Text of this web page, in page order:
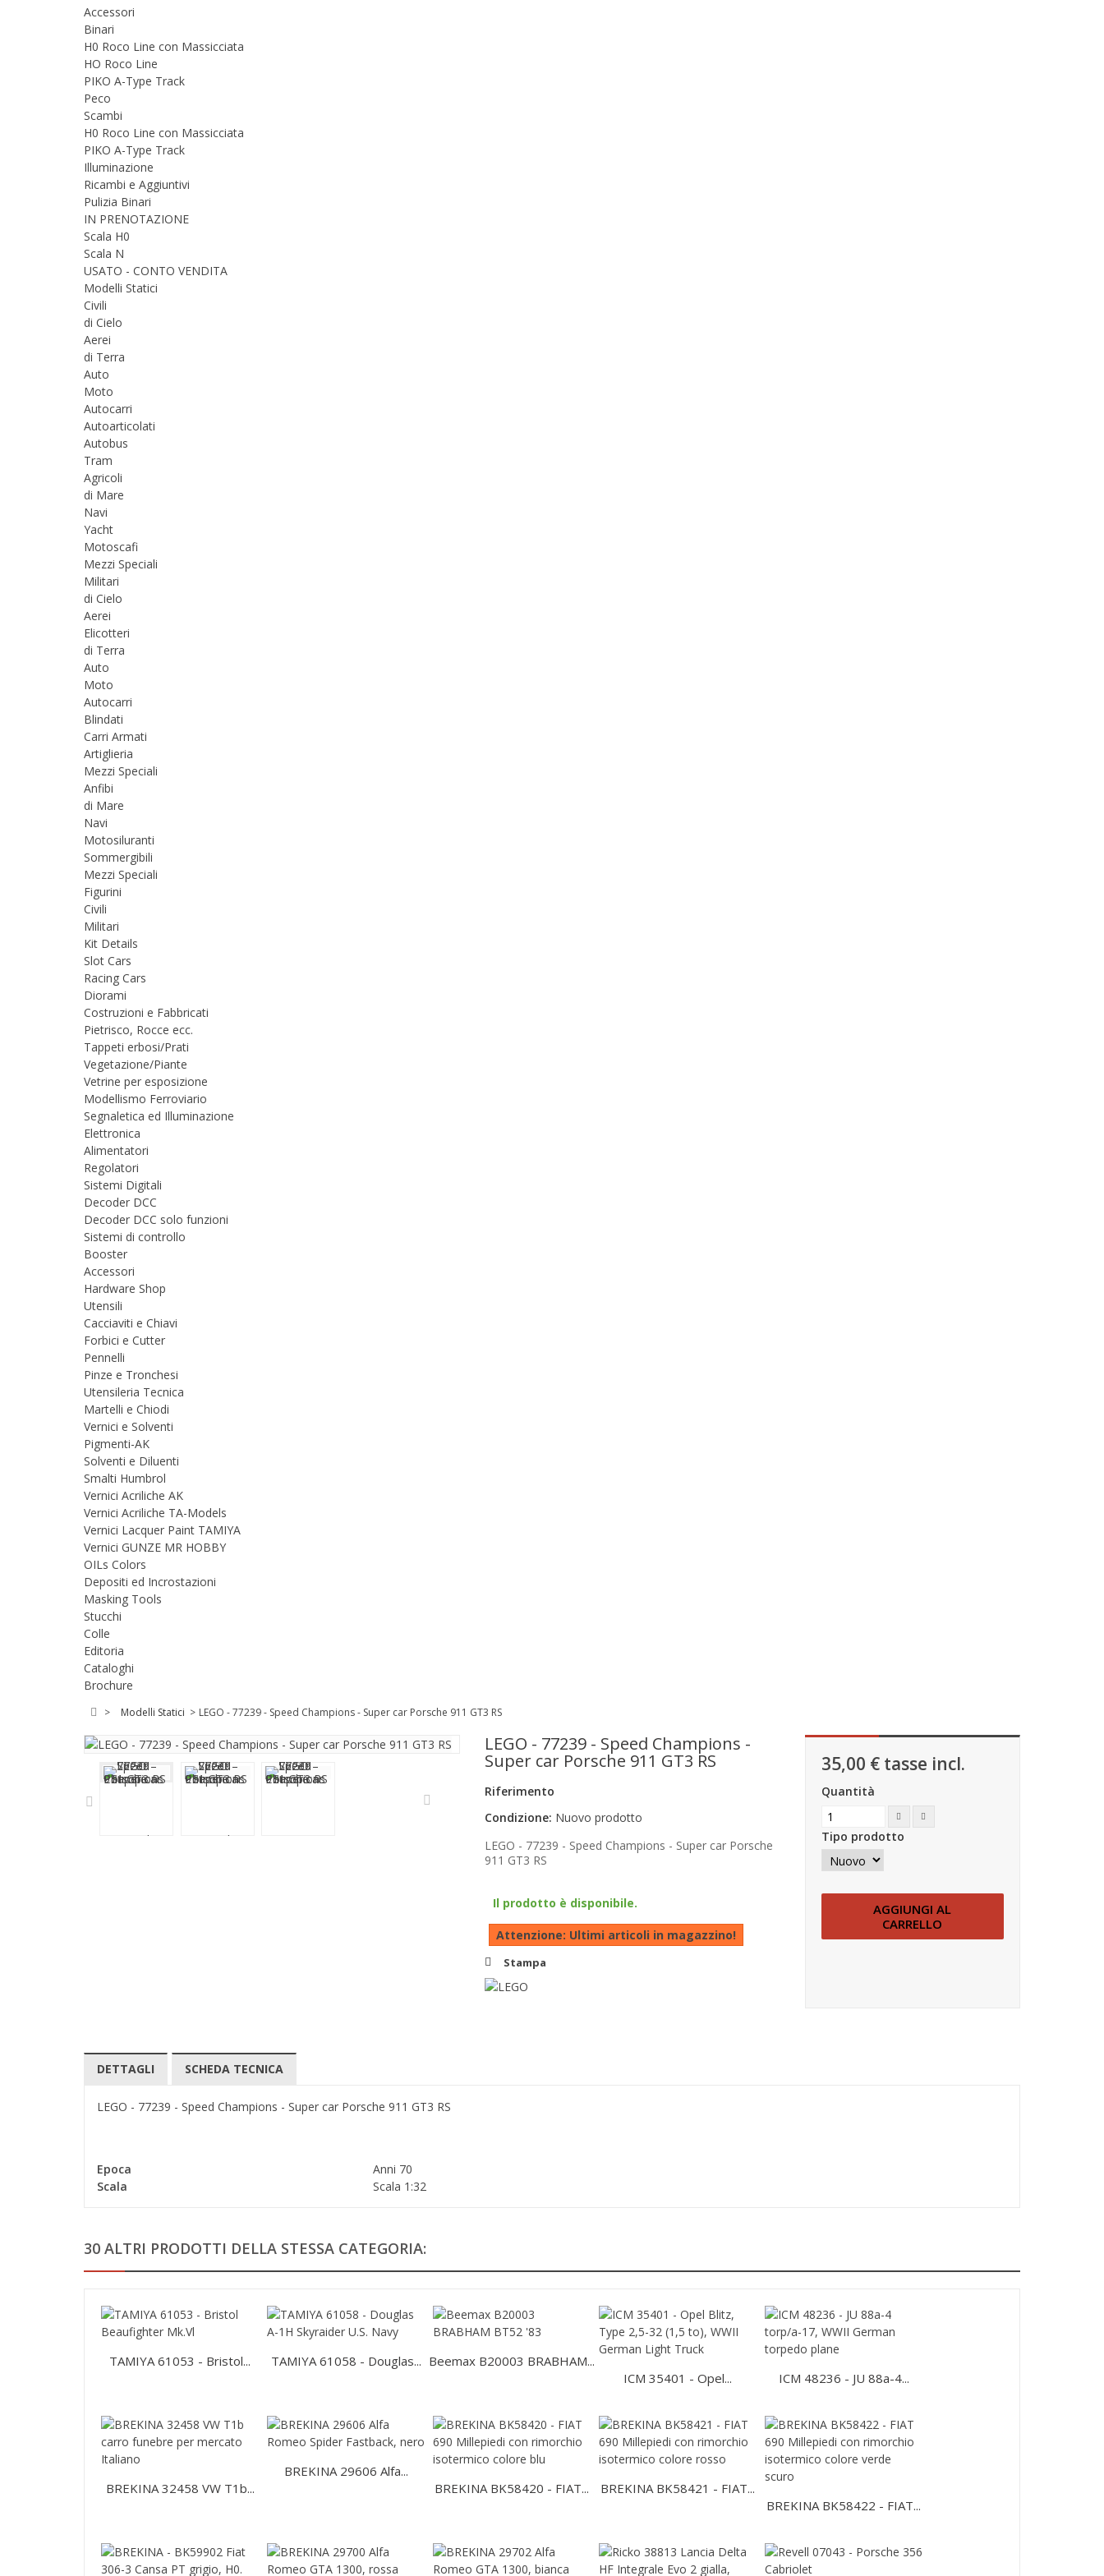
Accessori
Binari
H0 Roco Line con Massicciata
HO Roco Line
PIKO A-Type Track
Peco
Scambi
H0 Roco Line con Massicciata
PIKO A-Type Track
Illuminazione
Ricambi e Aggiuntivi
Pulizia Binari
IN PRENOTAZIONE
Scala H0
Scala N
USATO - CONTO VENDITA
Modelli Statici
Civili
di Cielo
Aerei
di Terra
Auto
Moto
Autocarri
Autoarticolati
Autobus
Tram
Agricoli
di Mare
Navi
Yacht
Motoscafi
Mezzi Speciali
Militari
di Cielo
Aerei
Elicotteri
di Terra
Auto
Moto
Autocarri
Blindati
Carri Armati
Artiglieria
Mezzi Speciali
Anfibi
di Mare
Navi
Motosiluranti
Sommergibili
Mezzi Speciali
Figurini
Civili
Militari
Kit Details
Slot Cars
Racing Cars
Diorami
Costruzioni e Fabbricati
Pietrisco, Rocce ecc.
Tappeti erbosi/Prati
Vegetazione/Piante
Vetrine per esposizione
Modellismo Ferroviario
Segnaletica ed Illuminazione
Elettronica
Alimentatori
Regolatori
Sistemi Digitali
Decoder DCC
Decoder DCC solo funzioni
Sistemi di controllo
Booster
Accessori
Hardware Shop
Utensili
Cacciaviti e Chiavi
Forbici e Cutter
Pennelli
Pinze e Tronchesi
Utensileria Tecnica
Martelli e Chiodi
Vernici e Solventi
Pigmenti-AK
Solventi e Diluenti
Smalti Humbrol
Vernici Acriliche AK
Vernici Acriliche TA-Models
Vernici Lacquer Paint TAMIYA
Vernici GUNZE MR HOBBY
OILs Colors
Depositi ed Incrostazioni
Masking Tools
Stucchi
Colle
Editoria
Cataloghi
Brochure
> Modelli Statici > LEGO - 77239 - Speed Champions - Super car Porsche 911 GT3 RS
LEGO - 77239 - Speed Champions -
Super car Porsche 911 GT3 RS
Riferimento
Condizione: Nuovo prodotto
LEGO - 77239 - Speed Champions - Super car Porsche
911 GT3 RS
Il prodotto è disponibile.
Attenzione: Ultimi articoli in magazzino!
Stampa
35,00 €tasse incl.
Quantità
Tipo prodotto
AGGIUNGI AL
CARRELLO
DETTAGLI SCHEDA TECNICA
LEGO - 77239 - Speed Champions - Super car Porsche 911 GT3 RS
Epoca
Anni 70
Scala
Scala 1:32
30 ALTRI PRODOTTI DELLA STESSA CATEGORIA:
TAMIYA 61053 - Bristol... TAMIYA 61058 - Douglas... Beemax B20003 BRABHAM...
ICM 35401 - Opel...
ICM 48236 - JU 88a-4...
BREKINA 32458 VW T1b...
BREKINA 29606 Alfa...
BREKINA BK58420 - FIAT...
BREKINA BK58421 - FIAT...
BREKINA BK58422 - FIAT...